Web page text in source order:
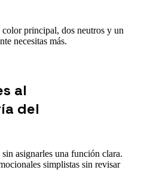
principal, dos neutros y un
necesitas más.
al
del
asignarles una función clara.
simplistas sin revisar